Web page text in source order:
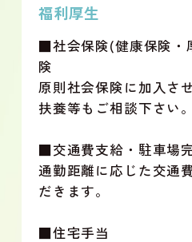
福利厚生
■社会保険(健康保険・
険
原則社会保険に加入さ
扶養等もご相談下さい。
■交通費支給・駐車場
通勤距離に応じた交通
だきます。
■住宅手当